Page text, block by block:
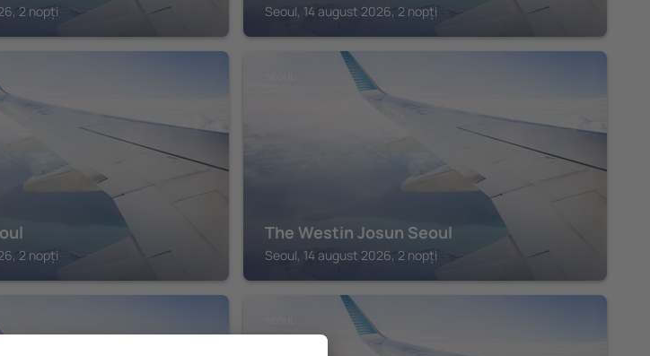
2 nopți Seoul, 14 august 2026, 2 nopți
2 nopți
The Westin Josun Seoul
Seoul, 14 august 2026, 2 nopți